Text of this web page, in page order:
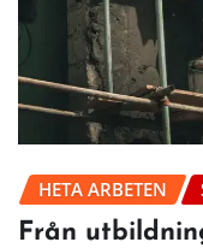
HETA ARBETEN
Från